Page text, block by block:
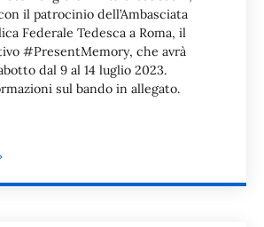
il patrocinio dell’Ambasciata
Federale Tedesca a Roma, il
#PresentMemory, che avrà
dal 9 al 14 luglio 2023.
sul bando in allegato.